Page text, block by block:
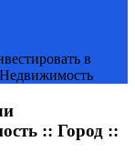
в
:: Город ::